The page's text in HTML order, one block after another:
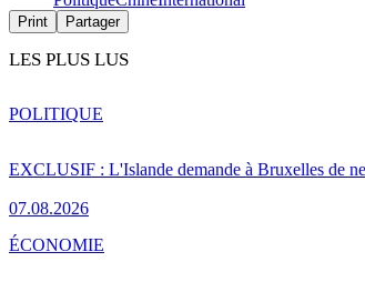
Print Partager
LES PLUS LUS
EXCLUSIF : L'Islande demande à Bruxelles de
07.08.2026
POLITIQUE
ÉCONOMIE